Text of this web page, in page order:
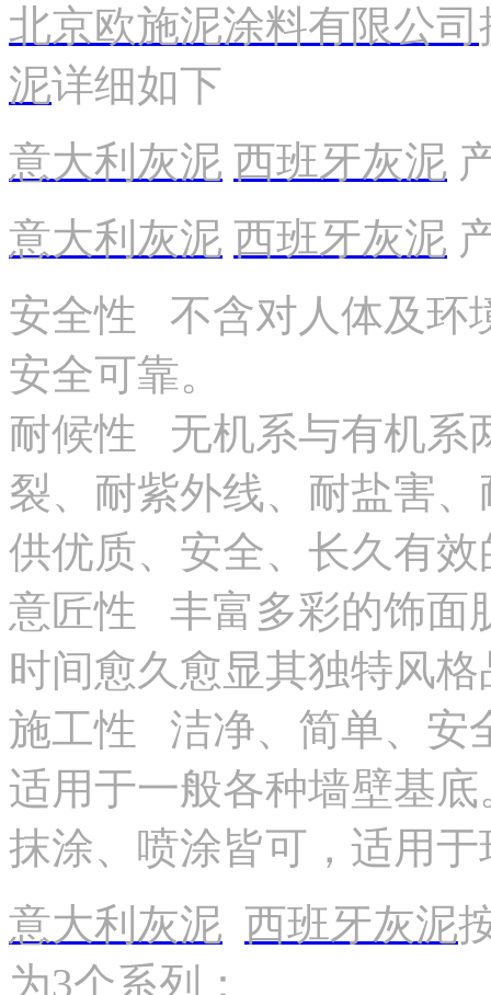
北京欧施泥涂料有限公司
泥详细如下
意大利灰泥 西班牙灰泥
意大利灰泥 西班牙灰泥
安全性 不含对人体及环
安全可靠。
耐候性 无机系与有机系
裂、耐紫外线、耐盐害
供优质、安全、长久有
意匠性 丰富多彩的饰面
时间愈久愈显其独特风
施工性 洁净、简单、安
适用于一般各种墙壁基底
抹涂、喷涂皆可，适用
意大利灰泥 西班牙灰泥
为3个系列：